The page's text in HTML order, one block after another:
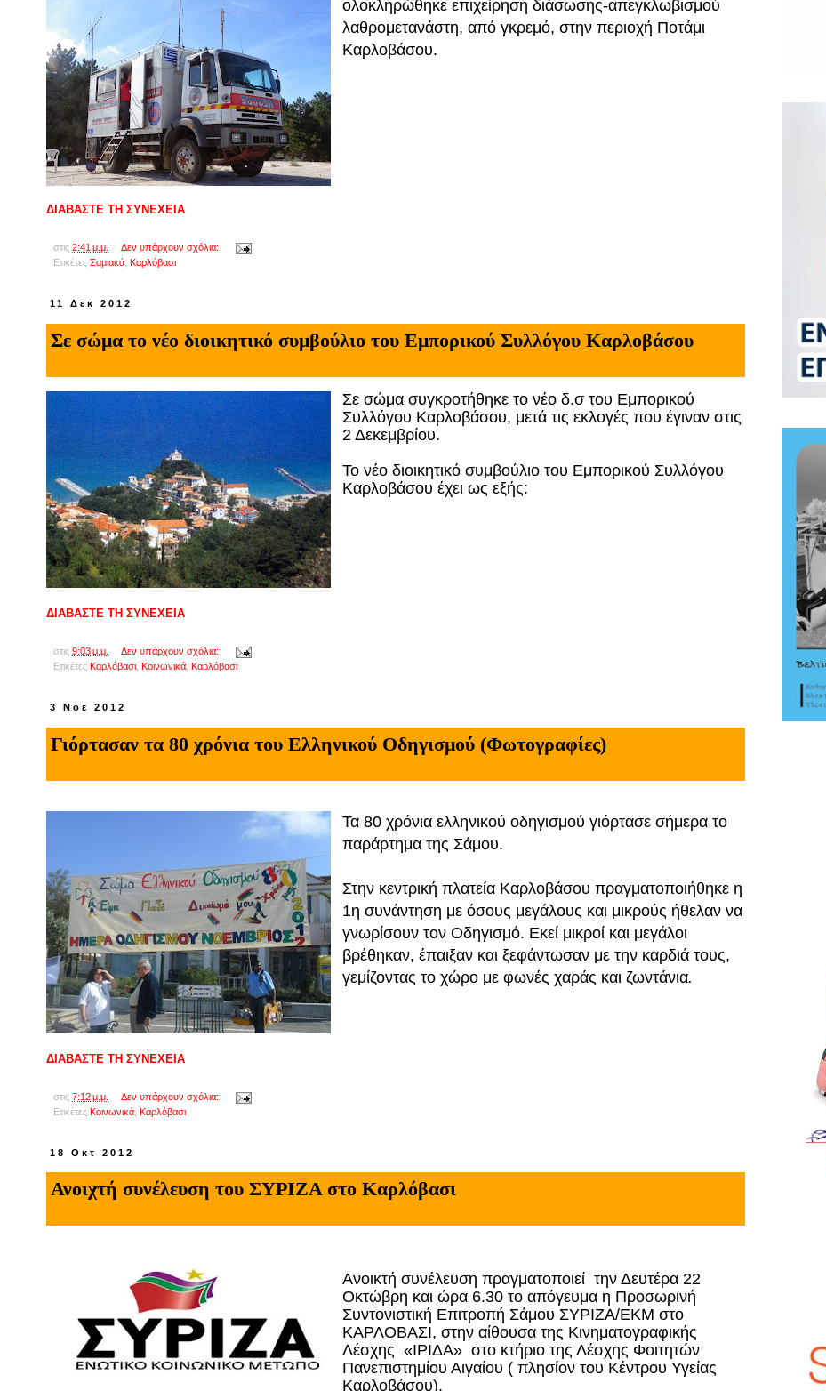
ολοκληρώθηκε επιχείρηση διάσωσης-απεγκλωβισμού
λαθρομετανάστη, από γκρεμό, στην περιοχή Ποτάμι
Καρλοβάσου.
ΔΙΑΒΑΣΤΕ ΤΗ ΣΥΝΕΧΕΙΑ
στις 2:41 μ.μ.
Δεν υπάρχουν σχόλια:
Ετικέτες Σαμιακά Kαρλόβασι
11 Δεκ 2012
Σε σώμα το νέο διοικητικό συμβούλιο του Εμπορικού Συλλόγου Καρλοβάσου
Σε σώμα συγκροτήθηκε το νέο δ.σ του Εμπορικού
Συλλόγου Καρλοβάσου, μετά τις εκλογές που έγιναν στις
2 Δεκεμβρίου.
Το νέο διοικητικό συμβούλιο του Εμπορικού Συλλόγου
Καρλοβάσου έχει ως εξής:
ΔΙΑΒΑΣΤΕ ΤΗ ΣΥΝΕΧΕΙΑ
στις 9:03 μ.μ.
Δεν υπάρχουν σχόλια:
Ετικέτες Καρλόβασι Κοινωνικά Kαρλόβασι
3 Νοε 2012
Γιόρτασαν τα 80 χρόνια του Ελληνικού Οδηγισμού (Φωτογραφίες)
Τα 80 χρόνια ελληνικού οδηγισμού γιόρτασε σήμερα το
παράρτημα της Σάμου.
Στην κεντρική πλατεία Καρλοβάσου πραγματοποιήθηκε η
1η συνάντηση με όσους μεγάλους και μικρούς ήθελαν να
γνωρίσουν τον Οδηγισμό. Εκεί μικροί και μεγάλοι
βρέθηκαν, έπαιξαν και ξεφάντωσαν με την καρδιά τους,
γεμίζοντας το χώρο με φωνές χαράς και ζωντάνια.
ΔΙΑΒΑΣΤΕ ΤΗ ΣΥΝΕΧΕΙΑ
στις 7:12 μ.μ.
Δεν υπάρχουν σχόλια:
Ετικέτες Κοινωνικά Kαρλόβασι
18 Οκτ 2012
Ανοιχτή συνέλευση του ΣΥΡΙΖΑ στο Καρλόβασι
Ανοικτή συνέλευση πραγματοποιεί την Δευτέρα 22
Οκτώβρη και ώρα 6.30 το απόγευμα η Προσωρινή
Συντονιστική Επιτροπή Σάμου ΣΥΡΙΖΑ/ΕΚΜ στο
ΚΑΡΛΟΒΑΣΙ, στην αίθουσα της Κινηματογραφικής
Λέσχης «ΙΡΙΔΑ» στο κτήριο της Λέσχης Φοιτητών
Πανεπιστημίου Αιγαίου ( πλησίον του Κέντρου Υγείας
Καρλοβάσου).